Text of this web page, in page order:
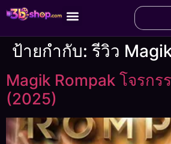
ป้ายกำกับ:รีวิว
Magik Rompak โจรกร
(2025)